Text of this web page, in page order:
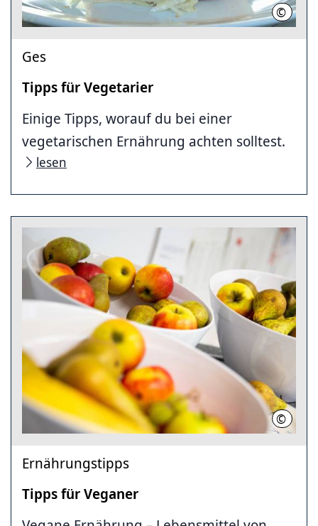
©
Ges
Tipps für Vegetarier
Einige Tipps, worauf du bei einer
vegetarischen Ernährung achten solltest.
lesen
©
Ernährungstipps
Tipps für Veganer